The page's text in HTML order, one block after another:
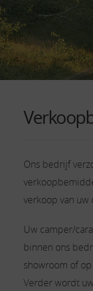
Ons bedrijf
verkoop van uw
Uw camper/
binnen ons
showroom of
Verder wordt